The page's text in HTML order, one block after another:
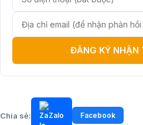
ĐĂNG KÝ NHẬN
Chia sẻ: Zalo Facebook